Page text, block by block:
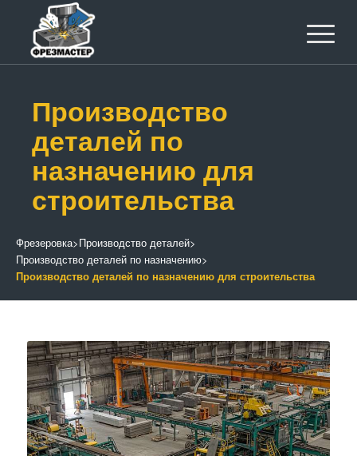
Производство
деталей по
назначению для
строительства
Фрезеровка>Производство деталей>
Производство деталей по назначению>
Производство деталей по назначению для строительства